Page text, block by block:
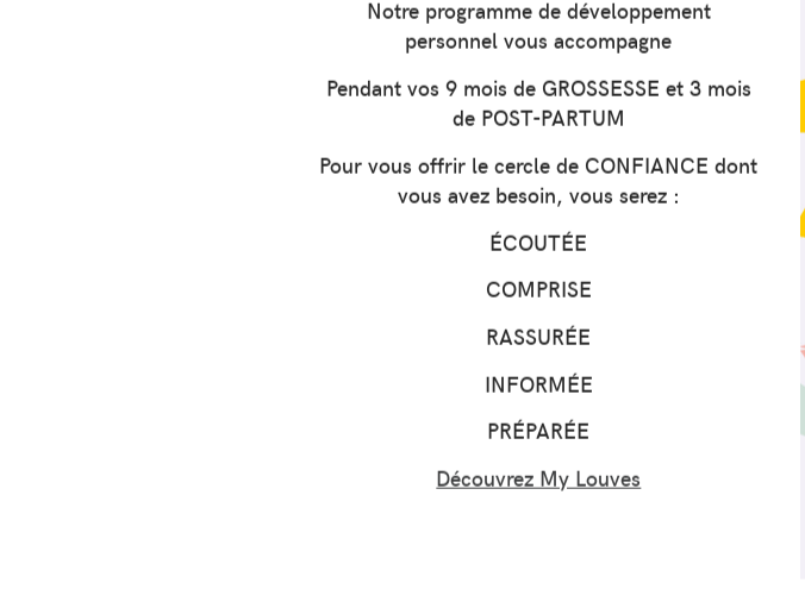
Notre programme de développement
personnel vous accompagne
Pendant vos 9 mois de GROSSESSE et 3 mois
de POST-PARTUM
Pour vous offrir le cercle de CONFIANCE dont
vous avez besoin, vous serez :
ÉCOUTÉE
COMPRISE
RASSURÉE
INFORMÉE
PRÉPARÉE
Découvrez My Louves